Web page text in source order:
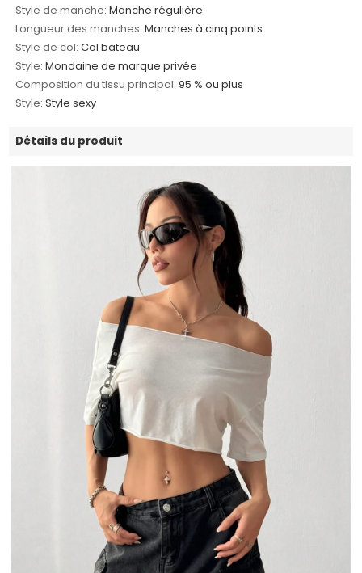
Style de manche: Manche régulière
Longueur des manches: Manches à cinq points
Style de col: Col bateau
Style: Mondaine de marque privée
Composition du tissu principal: 95 % ou plus
Style: Style sexy
Détails du produit